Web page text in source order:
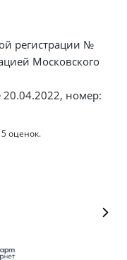
регистрации №
Московского
20.04.2022, номер:
оценок.